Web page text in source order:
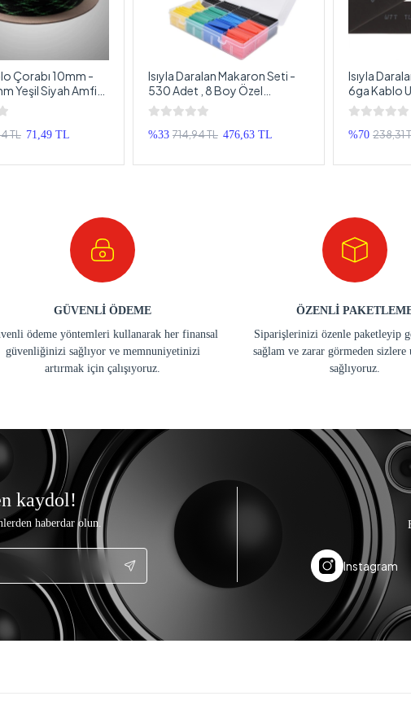
Çorabı 10mm -
Yeşil Siyah Amfi
- 1 Metre
TL 71,49 TL
Isıyla Daralan Makaron Seti -
530 Adet , 8 Boy Özel
Kutusunda - Isıyla Daralan
Makoron
%33 714,94 TL 476,63 TL
Isıyla
6ga Kablo
Isıyla
Metre
%70 238,31
GÜVENLİ ÖDEME
ödeme yöntemleri kullanarak her finansal
güvenliğinizi sağlıyor ve memnuniyetinizi
artırmak için çalışıyoruz.
ÖZENLİ
Siparişlerinizi özenle paketleyip
sağlam ve zarar görmeden sizlere
sağlıyoruz.
kaydol!
haberdar olun.
Instagram